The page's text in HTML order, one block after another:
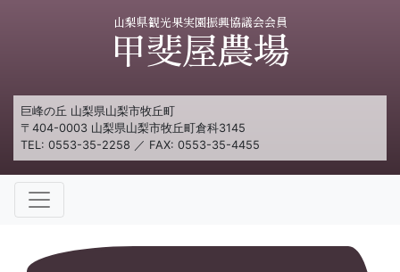
山梨県観光果実園振興協議会会員
甲斐屋農場
巨峰の丘 山梨県山梨市牧丘町
〒404-0003 山梨県山梨市牧丘町倉科3145
TEL: 0553-35-2258 ／ FAX: 0553-35-4455